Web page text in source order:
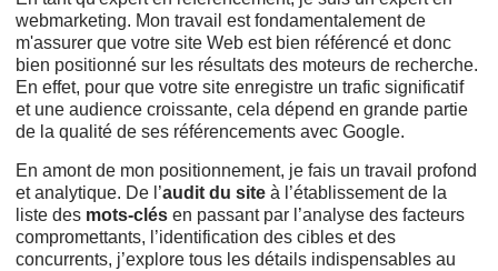
webmarketing. Mon travail est fondamentalement de
m'assurer que votre site Web est bien référencé et donc
bien positionné sur les résultats des moteurs de recherche.
En effet, pour que votre site enregistre un trafic significatif
et une audience croissante, cela dépend en grande partie
de la qualité de ses référencements avec Google.
En amont de mon positionnement, je fais un travail profond
et analytique. De l’audit du site à l’établissement de la
liste des mots-clés en passant par l’analyse des facteurs
compromettants, l’identification des cibles et des
concurrents, j’explore tous les détails indispensables au